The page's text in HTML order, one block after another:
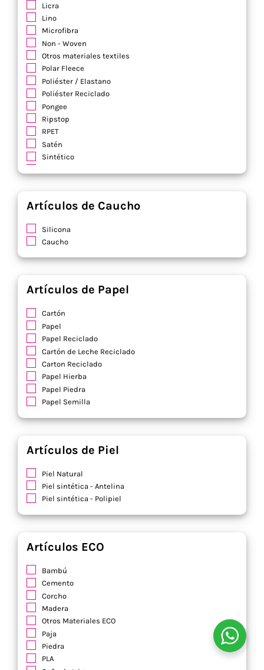
Licra
Lino
Microfibra
Non - Woven
Otros materiales textiles
Polar Fleece
Poliéster / Elastano
Poliéster Reciclado
Pongee
Ripstop
RPET
Satén
Sintético
Yute / Algodón
Artículos de Caucho
Silicona
Caucho
Artículos de Papel
Cartón
Papel
Papel Reciclado
Cartón de Leche Reciclado
Carton Reciclado
Papel Hierba
Papel Piedra
Papel Semilla
Artículos de Piel
Piel Natural
Piel sintética - Antelina
Piel sintética - Polipiel
Artículos ECO
Bambú
Cemento
Corcho
Madera
Otros Materiales ECO
Paja
Piedra
PLA